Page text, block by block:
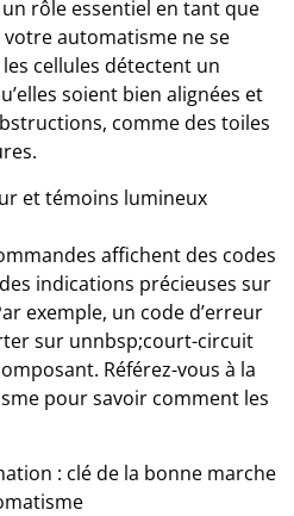
rôle essentiel en tant que
automatisme ne se
cellules détectent un
soient bien alignées et
comme des toiles
et témoins lumineux
affichent des codes
indications précieuses sur
exemple, un code d’erreur
sur unnbsp;court-circuit
Référez-vous à la
pour savoir comment les
: clé de la bonne marche